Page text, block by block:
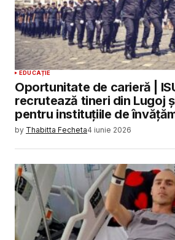
EDUCAȚIE
Oportunitate de carieră |
recrutează tineri din Lugoj
pentru instituțiile de
by Thabitta Fecheta4 iunie 2026